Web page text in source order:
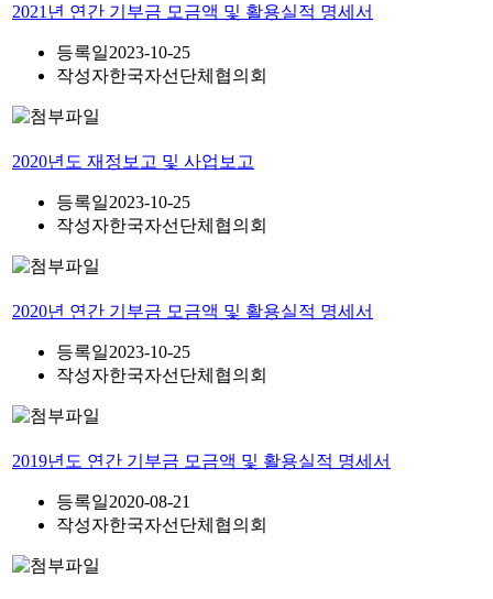
2021년 연간 기부금 모금액 및 활용실적 명세서
등록일2023-10-25
작성자한국자선단체협의회
2020년도 재정보고 및 사업보고
등록일2023-10-25
작성자한국자선단체협의회
2020년 연간 기부금 모금액 및 활용실적 명세서
등록일2023-10-25
작성자한국자선단체협의회
2019년도 연간 기부금 모금액 및 활용실적 명세서
등록일2020-08-21
작성자한국자선단체협의회